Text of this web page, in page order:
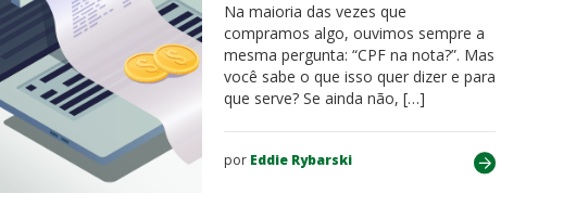
Na maioria das vezes que
compramos algo, ouvimos sempre a
mesma pergunta: “CPF na nota?”. Mas
você sabe o que isso quer dizer e para
que serve? Se ainda não, […]
por Eddie Rybarski